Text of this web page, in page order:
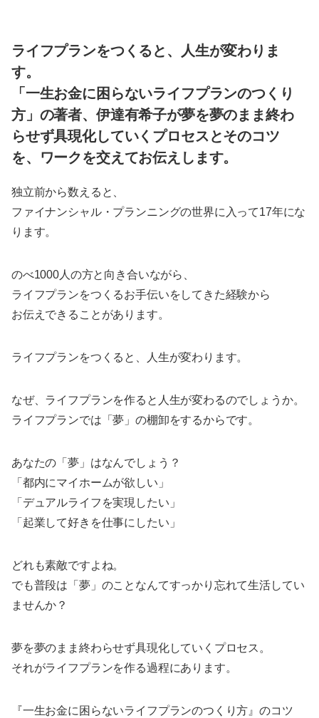
ライフプランをつくると、人生が変わりま
す。
「一生お金に困らないライフプランのつくり
方」の著者、伊達有希子が夢を夢のまま終わ
らせず具現化していくプロセスとそのコツ
を、ワークを交えてお伝えします。
独立前から数えると、
ファイナンシャル・プランニングの世界に入って17年にな
ります。
のべ1000人の方と向き合いながら、
ライフプランをつくるお手伝いをしてきた経験から
お伝えできることがあります。
ライフプランをつくると、人生が変わります。
なぜ、ライフプランを作ると人生が変わるのでしょうか。
ライフプランでは「夢」の棚卸をするからです。
あなたの「夢」はなんでしょう？
「都内にマイホームが欲しい」
「デュアルライフを実現したい」
「起業して好きを仕事にしたい」
どれも素敵ですよね。
でも普段は「夢」のことなんてすっかり忘れて生活してい
ませんか？
夢を夢のまま終わらせず具現化していくプロセス。
それがライフプランを作る過程にあります。
『一生お金に困らないライフプランのつくり方』のコツ